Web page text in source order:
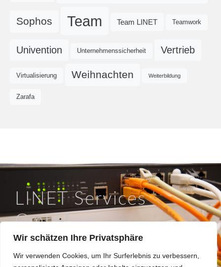
Wir schätzen Ihre Privatsphäre
Wir verwenden Cookies, um Ihr Surferlebnis zu verbessern,
Sophos Team Team LINET Teamwork
Univention Unternehmenssicherheit Vertrieb
Virtualisierung Weihnachten Weiterbildung
Zarafa
LINET Services
GmbH
So läuft IT in Braunschweig.
Hinter dem Turme 12a, 38114 Braunschweig